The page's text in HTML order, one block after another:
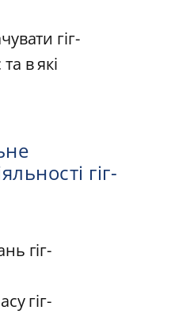
гіг-
в які
гіг-
гіг-
гіг-